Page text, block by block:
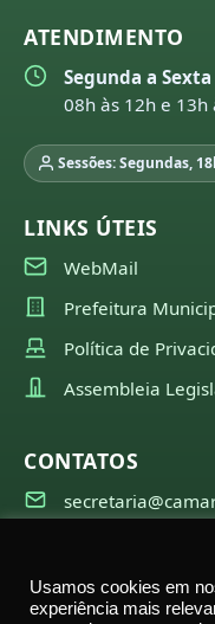
ATENDIMENTO
Segunda a Sexta
08h às 12h e 13h
Sessões: Segundas,
LINKS ÚTEIS
WebMail
Prefeitura
Política de
Assembleia
CONTATOS
Usamos cookies em
experiência mais